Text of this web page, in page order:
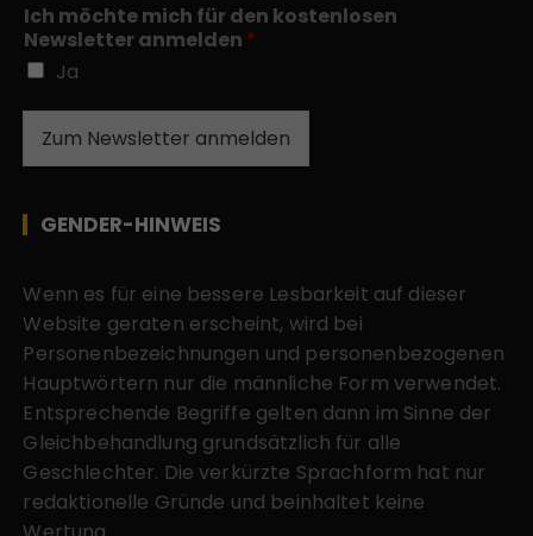
Ich möchte mich für den kostenlosen
Newsletter anmelden *
Ja
Zum Newsletter anmelden
GENDER-HINWEIS
Wenn es für eine bessere Lesbarkeit auf dieser
Website geraten erscheint, wird bei
Personenbezeichnungen und personenbezogenen
Hauptwörtern nur die männliche Form verwendet.
Entsprechende Begriffe gelten dann im Sinne der
Gleichbehandlung grundsätzlich für alle
Geschlechter. Die verkürzte Sprachform hat nur
redaktionelle Gründe und beinhaltet keine